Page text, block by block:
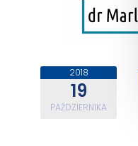
2018
19
PAŹDZIERNIKA